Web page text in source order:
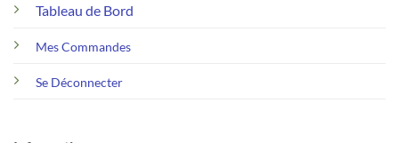
Tableau de Bord
Mes Commandes
Se Déconnecter